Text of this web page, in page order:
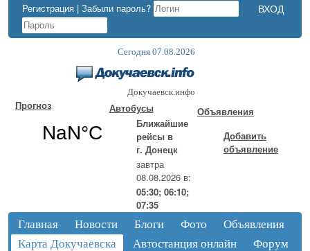
Регистрация | Забыли пароль?
Сегодня 07.08.2026
Докучаевск.инфо
Прогноз
Автобусы
Ближайшие
рейсы в
г. Донецк
завтра
08.08.2026 в:
05:30; 06:10;
07:35
Объявления
Добавить
объявление
Главная Новости Блоги Фото
Объявления
Карта Докучаевска
Автостанция онлайн Форум